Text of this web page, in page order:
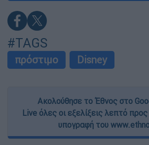
#TAGS
πρόστιμο Disney
Ακολούθησε το Έθνος στο
Live όλες οι εξελίξεις λεπτό
υπογραφή του